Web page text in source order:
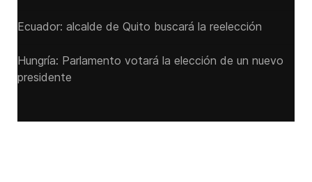
Ecuador: alcalde de Quito buscará la reelección
Hungría: Parlamento votará la elección de un nuevo
presidente